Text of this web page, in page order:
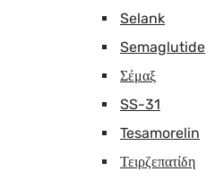
Selank
Semaglutide
Σέμαξ
SS-31
Tesamorelin
Τειρζεπατίδη